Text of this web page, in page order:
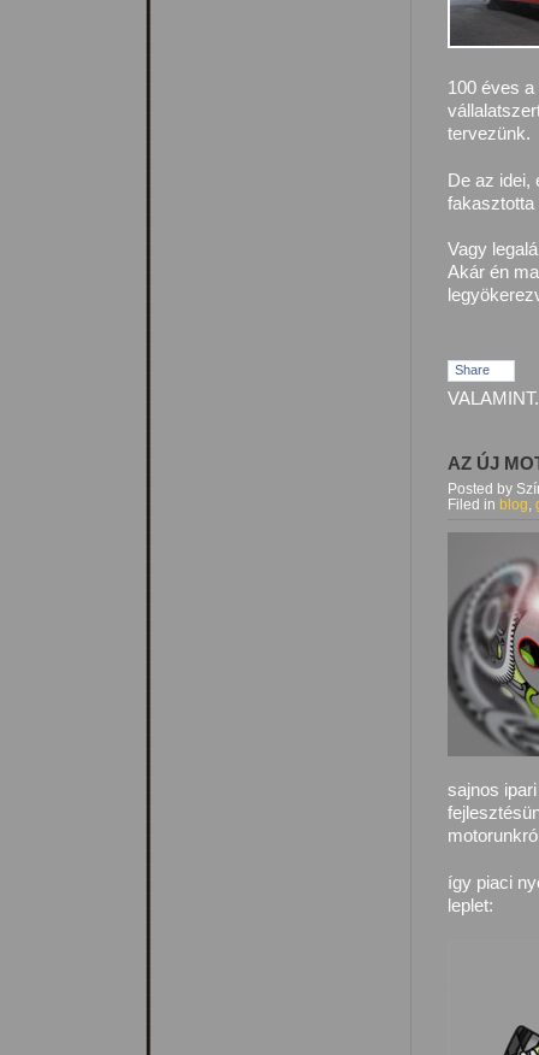
100 éves
tervezünk.
De az idei,
Vagy
Akár én
Share
AZ ÚJ
Posted by
Filed in blog
sajnos
így piaci
leplet: